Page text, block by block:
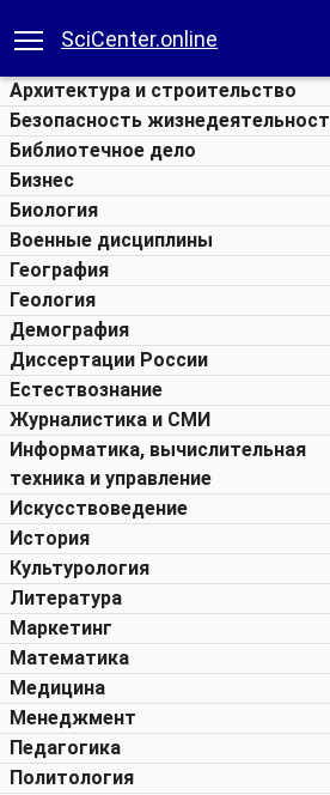
SciCenter.online
Архитектура и строительство
Безопасность
Библиотечное дело
Бизнес
Биология
Военные дисциплины
География
Геология
Демография
Диссертации России
Естествознание
Журналистика и СМИ
Информатика, вычислительная
техника и управление
Искусствоведение
История
Культурология
Литература
Маркетинг
Математика
Медицина
Менеджмент
Педагогика
Политология